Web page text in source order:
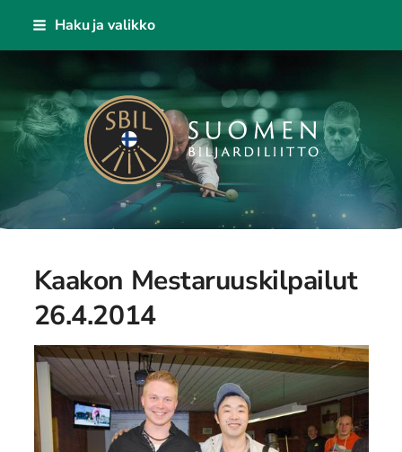
Siirry
Haku ja valikko
KAISA - Suomen Biljardiliitto ry
Kaakon Mestaruuskilpailut
26.4.2014